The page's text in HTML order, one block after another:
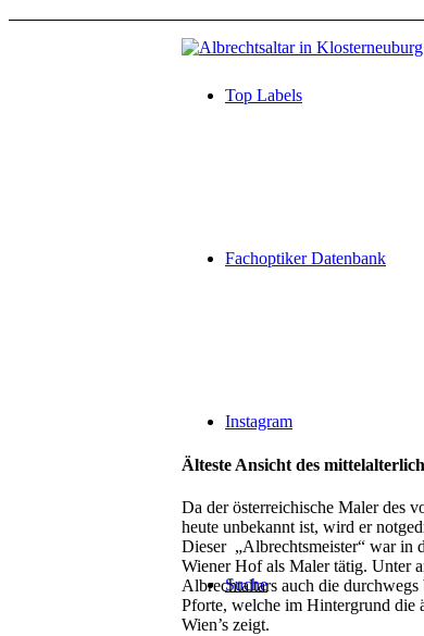
Top Labels
Fachoptiker Datenbank
Instagram
Suche
Älteste Ansicht des
Da der österreichische Maler des
heute unbekannt ist, wird er
Dieser „Albrechtsmeister“ war in
Wiener Hof als Maler tätig. Unter
Albrechtaltars auch die
Pforte, welche im Hintergrund die
Wien’s zeigt.